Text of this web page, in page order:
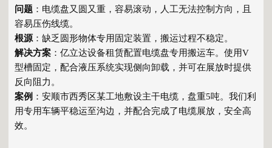
问题 ：电缆盘又圆又重，容易滚动，人工无法控制方向，且
容易压伤线缆。
根源 ：缺乏圆形物体专用固定装置，搬运过程不稳定。
解决方案 ：亿立达设备租赁配置电缆盘专用搬运车。使用V
型槽固定，配合液压系统实现侧向卸载，并可在展放时提供
反向阻力。
案例 ：安顺市西秀区某工地敷设主干电缆，盘重5吨。我们利
用专用车辆平稳运至沟边，并配合完成了电缆展放，安全高
效。